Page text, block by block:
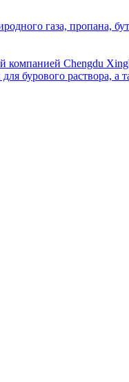
газа, пропана,
Chengdu
бурового раствора, а